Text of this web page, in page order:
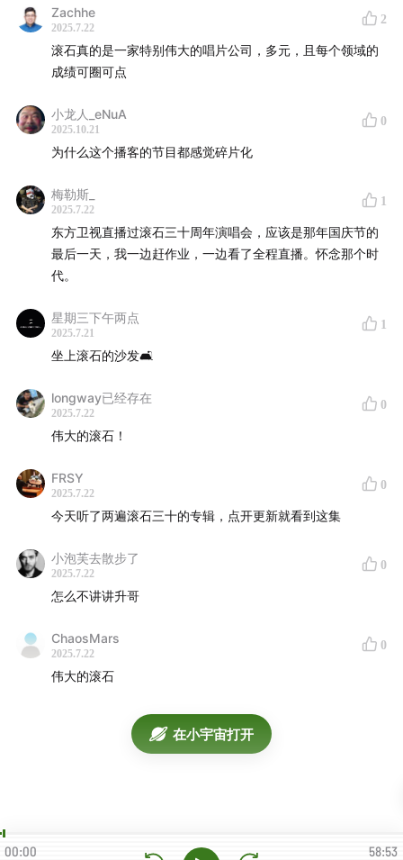
00:34:37九零年代的鼎盛期
00:37:58张培仁回忆中国火
00:42:12李泉回忆中国海
00:46:50 一路走来的高高低低
00:53:22一盘老段的卡带
五月天 - 时光机
黄韵玲 - 蓝色啤酒海
苏芮 - 变
纵贯线 - 亡命之徒
陈淑桦 - 生生世世
金门王&李炳辉 - 流浪到淡水
罗大佑 - 家(i)
周华健, 李宗盛, 品冠 - 最近比较烦
周华健 - 朋友
Contacts
听友群: looperfm (+微信小助手)
小红书:卧房撸歌
Email: looperfm@163.com
卧谈会GPS🧭
男生宿舍
热狗 国蛋
林宥嘉 杨宗纬
杜德伟
Zachhe
2025.7.22
2
滚石真的是一家特别伟大的唱片公司，多元，且每个领域的
成绩可圈可点
小龙人_eNuA
2025.10.21
0
为什么这个播客的节目都感觉碎片化
梅勒斯_
2025.7.22
1
东方卫视直播过滚石三十周年演唱会，应该是那年国庆节的
最后一天，我一边赶作业，一边看了全程直播。怀念那个时
代。
星期三下午两点
2025.7.21
1
坐上滚石的沙发🛋️
longway已经存在
2025.7.22
0
伟大的滚石！
FRSY
2025.7.22
0
今天听了两遍滚石三十的专辑，点开更新就看到这集
小泡芙去散步了
2025.7.22
0
怎么不讲讲升哥
ChaosMars
2025.7.22
0
伟大的滚石
在小宇宙打开
00:00 58:53